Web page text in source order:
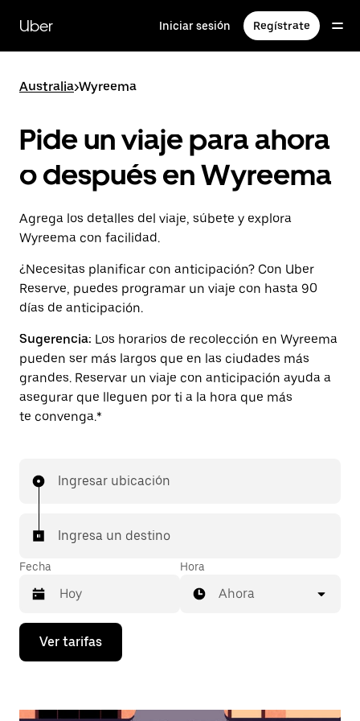
contenido
principal
Uber Iniciar sesión Regístrate
Australia>Wyreema
Pide un viaje para ahora
o después en Wyreema
Agrega los detalles del viaje, súbete y explora
Wyreema con facilidad.
¿Necesitas planificar con anticipación? Con Uber
Reserve, puedes programar un viaje con hasta 90
días de anticipación.
Sugerencia: Los horarios de recolección en Wyreema
pueden ser más largos que en las ciudades más
grandes. Reservar un viaje con anticipación ayuda a
asegurar que lleguen por ti a la hora que más
te convenga.*
Ingresar ubicación
Ingresa un destino
Fecha
Presiona
flecha
Hora
Ahora
Ver tarifas